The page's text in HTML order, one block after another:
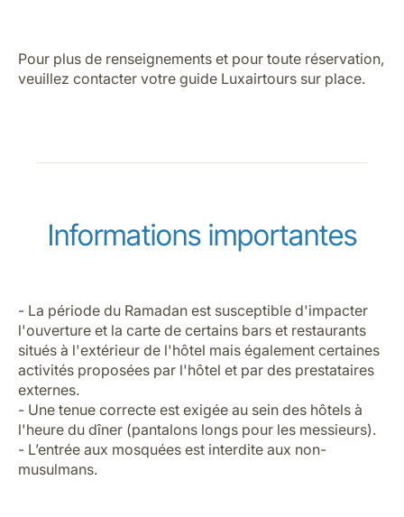
Pour plus de renseignements et pour toute réservation,
veuillez contacter votre guide Luxairtours sur place.
Informations importantes
- La période du Ramadan est susceptible d'impacter
l'ouverture et la carte de certains bars et restaurants
situés à l'extérieur de l'hôtel mais également certaines
activités proposées par l'hôtel et par des prestataires
externes.
- Une tenue correcte est exigée au sein des hôtels à
l'heure du dîner (pantalons longs pour les messieurs).
- L’entrée aux mosquées est interdite aux non-
musulmans.